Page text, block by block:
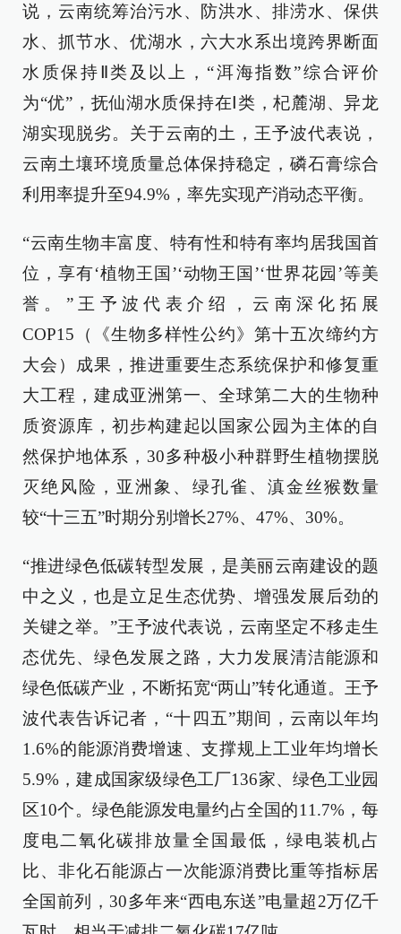
说，云南统筹治污水、防洪水、排涝水、保供
水、抓节水、优湖水，六大水系出境跨界断面
水质保持Ⅱ类及以上，“洱海指数”综合评价
为“优”，抚仙湖水质保持在Ⅰ类，杞麓湖、异龙
湖实现脱劣。关于云南的土，王予波代表说，
云南土壤环境质量总体保持稳定，磷石膏综合
利用率提升至94.9%，率先实现产消动态平衡。
“云南生物丰富度、特有性和特有率均居我国首
位，享有‘植物王国’‘动物王国’‘世界花园’等美
誉。”王予波代表介绍，云南深化拓展
COP15（《生物多样性公约》第十五次缔约方
大会）成果，推进重要生态系统保护和修复重
大工程，建成亚洲第一、全球第二大的生物种
质资源库，初步构建起以国家公园为主体的自
然保护地体系，30多种极小种群野生植物摆脱
灭绝风险，亚洲象、绿孔雀、滇金丝猴数量
较“十三五”时期分别增长27%、47%、30%。
“推进绿色低碳转型发展，是美丽云南建设的题
中之义，也是立足生态优势、增强发展后劲的
关键之举。”王予波代表说，云南坚定不移走生
态优先、绿色发展之路，大力发展清洁能源和
绿色低碳产业，不断拓宽“两山”转化通道。王予
波代表告诉记者，“十四五”期间，云南以年均
1.6%的能源消费增速、支撑规上工业年均增长
5.9%，建成国家级绿色工厂136家、绿色工业园
区10个。绿色能源发电量约占全国的11.7%，每
度电二氧化碳排放量全国最低，绿电装机占
比、非化石能源占一次能源消费比重等指标居
全国前列，30多年来“西电东送”电量超2万亿千